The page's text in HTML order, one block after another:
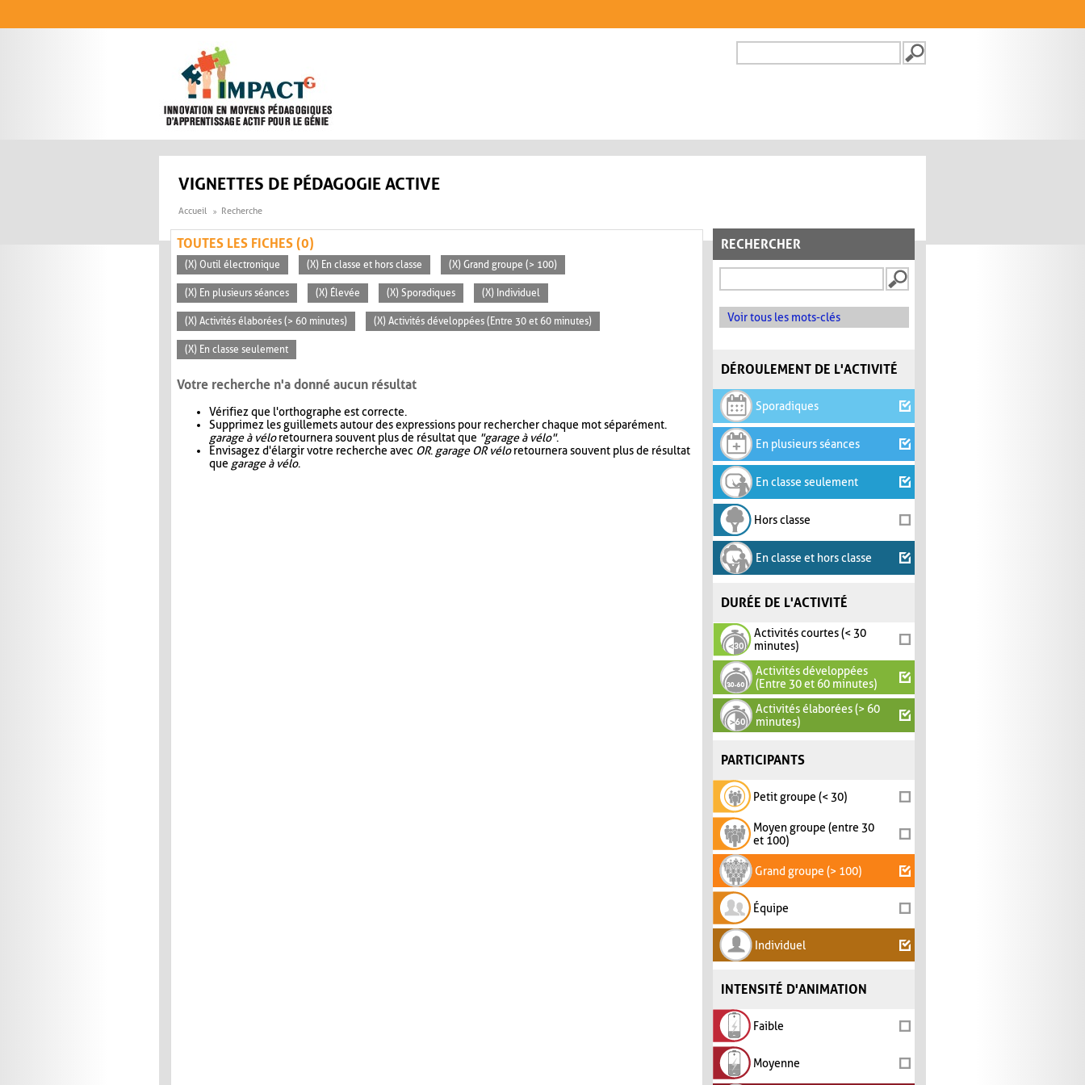
FORMULAIRE DE
VIGNETTES DE PÉDAGOGIE ACTIVE
Accueil Recherche
RECHERCHER
Voir tous les mots-clés
DÉROULEMENT DE L'ACTIVITÉ
Sporadiques
En plusieurs séances
En classe seulement
Hors classe
En classe et hors classe
DURÉE DE L'ACTIVITÉ
Activités courtes (< 30
minutes)
Activités développées
(Entre 30 et 60 minutes)
Activités élaborées (> 60
minutes)
PARTICIPANTS
Petit groupe (< 30)
Moyen groupe (entre 30
et 100)
Grand groupe (> 100)
Équipe
Individuel
INTENSITÉ D'ANIMATION
Faible
Moyenne
TOUTES LES FICHES (0)
(X) Outil électronique (X) En classe et hors classe (X) Grand groupe (> 100)
(X) En plusieurs séances (X) Élevée (X) Sporadiques (X) Individuel
(X) Activités élaborées (> 60 minutes) (X) Activités développées (Entre 30 et 60 minutes)
(X) En classe seulement
Votre recherche n'a donné aucun résultat
Vérifiez que l'orthographe est correcte.
Supprimez les guillemets autour des expressions pour rechercher chaque mot séparément.
garage à véloretournera souvent plus de résultat que "garage à vélo".
Envisagez d'élargir votre recherche avec OR. garage OR véloretournera souvent plus de résultat
que garage à vélo.